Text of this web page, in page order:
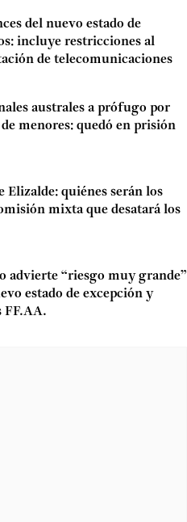
del nuevo estado de
incluye restricciones al
de telecomunicaciones
australes a prófugo por
menores: quedó en prisión
Elizalde: quiénes serán los
mixta que desatará los
advierte “riesgo muy grande”
estado de excepción y
FF.AA.